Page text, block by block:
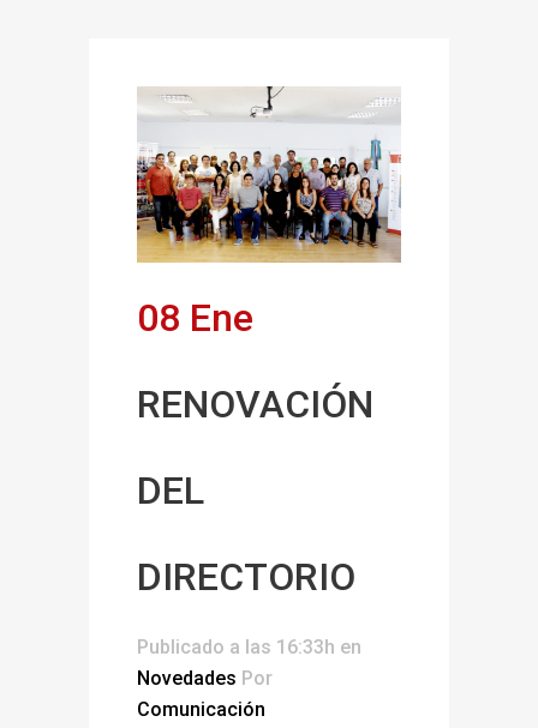
08 Ene
RENOVACIÓN
DEL
DIRECTORIO
Publicado a las 16:33h en
Novedades Por
Comunicación